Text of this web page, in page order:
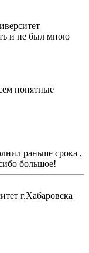
и не был мною
понятные
раньше срока ,
большое!
г.Хабаровска